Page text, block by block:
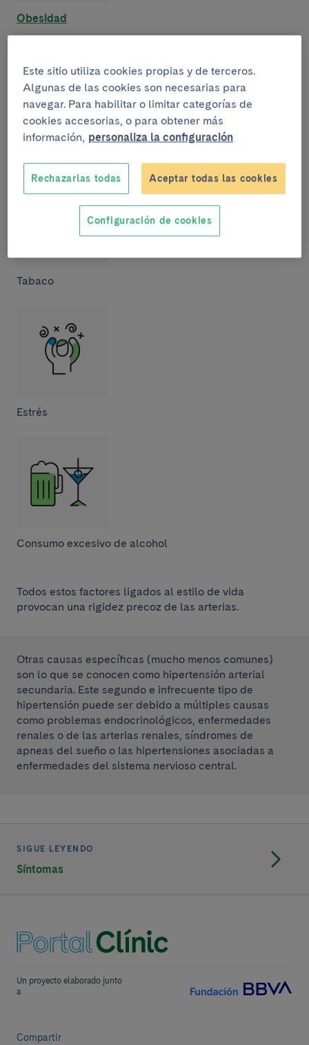
Obesidad
Tabaco
Estrés
Consumo excesivo de alcohol
Todos estos factores ligados al estilo de vida
provocan una rigidez precoz de las arterias.
Otras causas específicas (mucho menos comunes)
son lo que se conocen como hipertensión arterial
secundaria. Este segundo e infrecuente tipo de
hipertensión puede ser debido a múltiples causas
como problemas endocrinológicos, enfermedades
renales o de las arterias renales, síndromes de
apneas del sueño o las hipertensiones asociadas a
enfermedades del sistema nervioso central.
SIGUE LEYENDO
Síntomas
Un proyecto elaborado junto
a
Compartir
Este sitio utiliza cookies propias y de terceros.
Algunas de las cookies son necesarias para
navegar. Para habilitar o limitar categorías de
cookies accesorias, o para obtener más
información, personaliza la configuración
Rechazarlas todas Aceptar todas las cookies
Configuración de cookies